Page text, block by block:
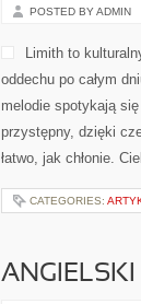
POSTED BY ADMIN
Limith to
oddechu po całym
melodie spotykają
przystępny, dzięki
łatwo, jak chłonie.
CATEGORIES: